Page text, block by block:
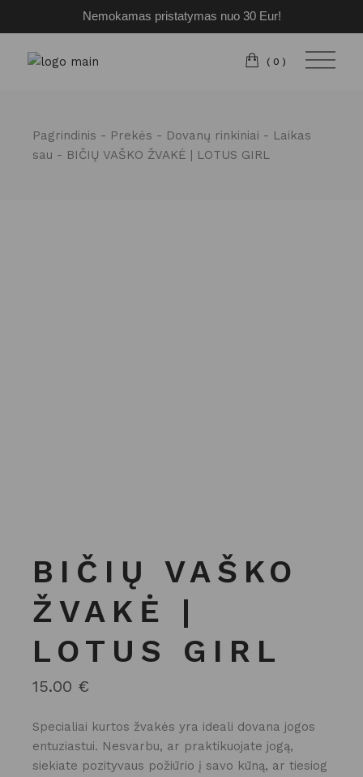
Nemokamas pristatymas nuo 30 Eur!
Pereiti
turinio
(0)
Pagrindinis Prekės Dovanų rinkiniai
Laikas
sau
BIČIŲ VAŠKO ŽVAKĖ | LOTUS GIRL
BIČIŲ VAŠKO
ŽVAKĖ |
LOTUS GIRL
15.00 €
Specialiai kurtos žvakės yra ideali dovana jogos
entuziastui. Nesvarbu, ar praktikuojate jogą,
siekiate pozityvaus požiūrio į savo kūną, ar tiesiog